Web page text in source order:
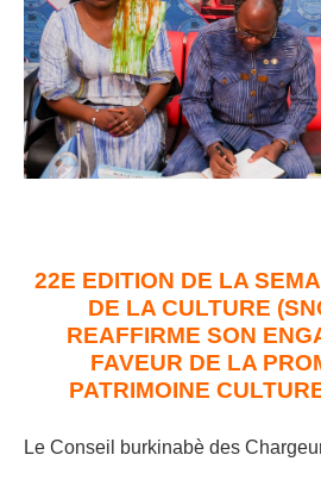
22E EDITION DE LA
DE LA CULTURE
REAFFIRME SON
FAVEUR DE LA
PATRIMOINE
Le Conseil burkinabè des